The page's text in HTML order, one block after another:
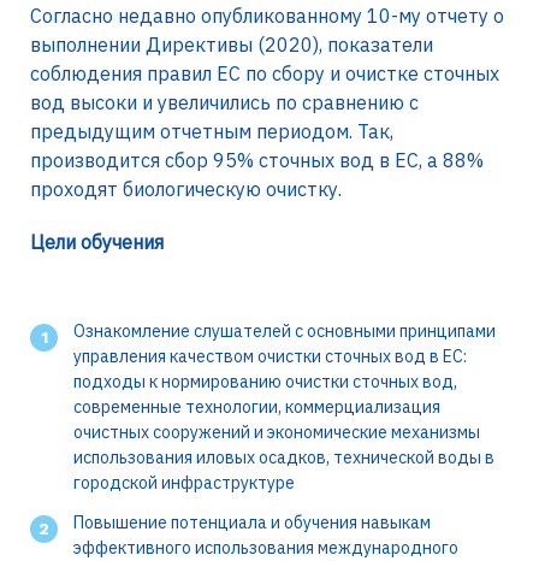
Согласно недавно опубликованному 10-му отчету о
выполнении Директивы (2020), показатели
соблюдения правил ЕС по сбору и очистке сточных
вод высоки и увеличились по сравнению с
предыдущим отчетным периодом. Так,
производится сбор 95% сточных вод в ЕС, а 88%
проходят биологическую очистку.
Цели обучения
Ознакомление слушателей с основными принципами
управления качеством очистки сточных вод в ЕС:
подходы к нормированию очистки сточных вод,
современные технологии, коммерциализация
очистных сооружений и экономические механизмы
использования иловых осадков, технической воды в
городской инфраструктуре
Повышение потенциала и обучения навыкам
эффективного использования международного